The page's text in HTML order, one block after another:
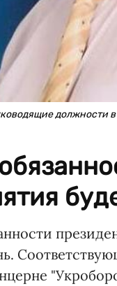
должности